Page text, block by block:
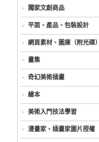
獨家文創商品
平面、產品、包裝設計
網頁素材、圖庫（附光碟）
畫集
奇幻美術插畫
繪本
美術入門技法學習
漫畫家、插畫家圖片授權